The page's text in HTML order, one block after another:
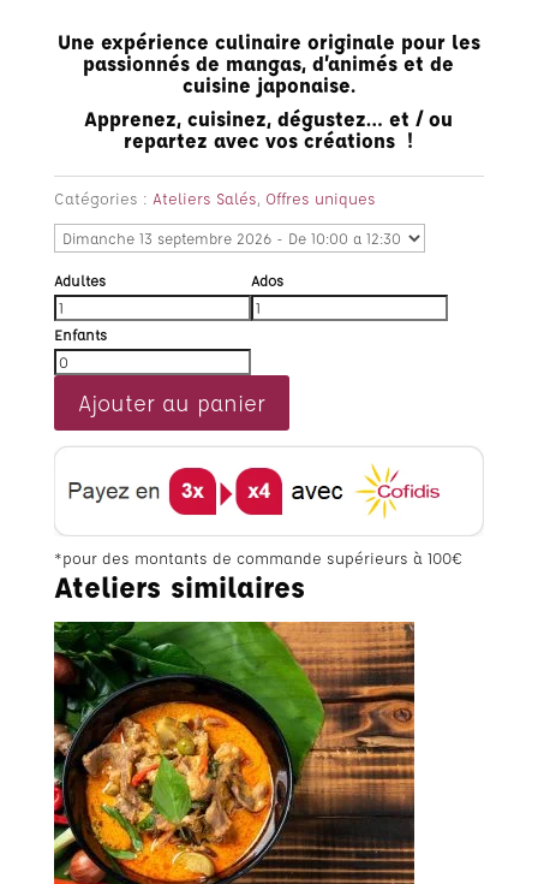
Une expérience culinaire originale pour les
passionnés de mangas, d’animés et de
cuisine japonaise.
Apprenez, cuisinez, dégustez… et / ou
repartez avec vos créations !
Catégories : Ateliers Salés, Offres uniques
Adultes Ados
Enfants
Ajouter au panier
*pour des montants de commande supérieurs à 100€
Ateliers similaires